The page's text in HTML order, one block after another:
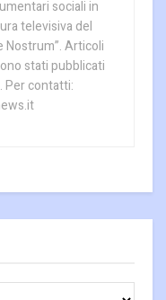
sociali in
televisiva del
Nostrum”. Articoli
stati pubblicati
Per contatti: